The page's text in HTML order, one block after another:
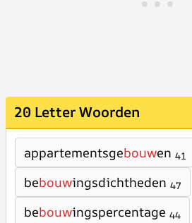
20 Letter Woorden
appartementsgebouwen 41
bebouwingsdichtheden 47
bebouwingspercentage 44